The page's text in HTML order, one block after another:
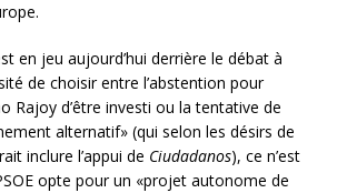
en jeu aujourd’hui derrière le débat à
de choisir entre l’abstention pour
Rajoy d’être investi ou la tentative de
alternatif» (qui selon les désirs de
inclure l’appui de Ciudadanos), ce n’est
opte pour un «projet autonome de